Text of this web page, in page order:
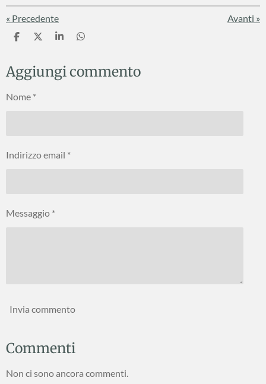
« Precedente Avanti »
C
d
i
i
C
d
i
C
d
i
C
d
i
Aggiungi commento
Nome *
Indirizzo email *
Messaggio *
Invia commento
Commenti
Non ci sono ancora commenti.